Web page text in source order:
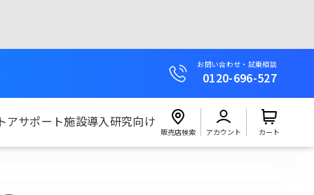
お問い合わせ・試乗相談
0120-696-527
アサポート施設導入研究向け
販売店検索 アカウント カート